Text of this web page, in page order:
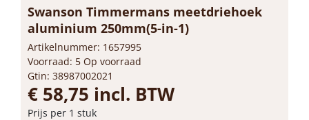
Swanson Timmermans meetdriehoek
aluminium 250mm(5-in-1)
Artikelnummer: 1657995
Voorraad: 5 Op voorraad
Gtin: 38987002021
€ 58,75 incl. BTW
Prijs per 1 stuk